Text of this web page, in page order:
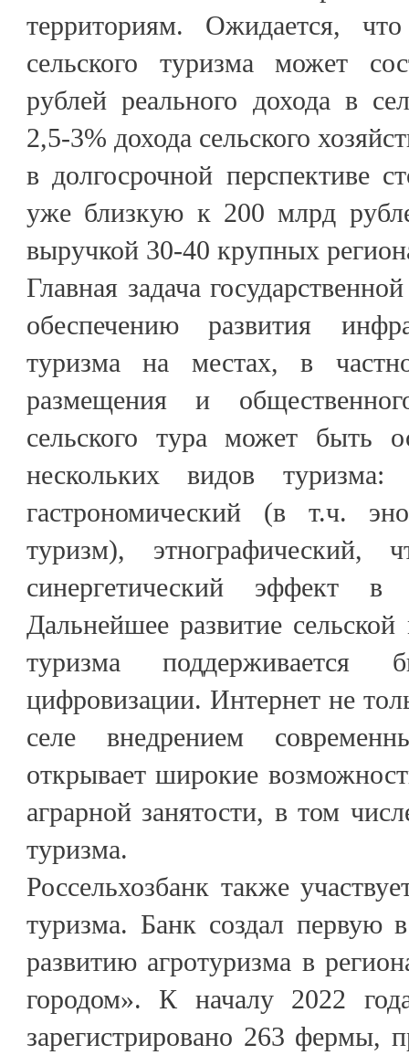
территориям. Ожидается,
сельского туризма может
рублей реального дохода в
2,5-3% дохода сельского
в долгосрочной перспективе
уже близкую к 200 млрд
выручкой 30-40 крупных
Главная задача
обеспечению развития
туризма на местах, в
размещения и
сельского тура может быть
нескольких видов туризма:
гастрономический (в т.ч.
туризм), этнографический,
синергетический эффект в
Дальнейшее развитие
туризма поддерживается
цифровизации. Интернет не
селе внедрением
открывает широкие
аграрной занятости, в том
туризма.
Россельхозбанк также
туризма. Банк создал первую
развитию агротуризма в
городом». К началу 2022
зарегистрировано 263 фермы,